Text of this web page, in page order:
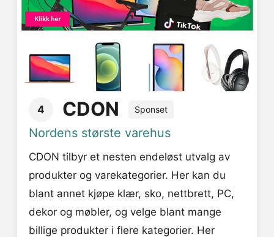
4 CDON Sponset
Nordens største varehus
CDON tilbyr et nesten endeløst utvalg av
produkter og varekategorier. Her kan du
blant annet kjøpe klær, sko, nettbrett, PC,
dekor og møbler, og velge blant mange
billige produkter i flere kategorier. Her